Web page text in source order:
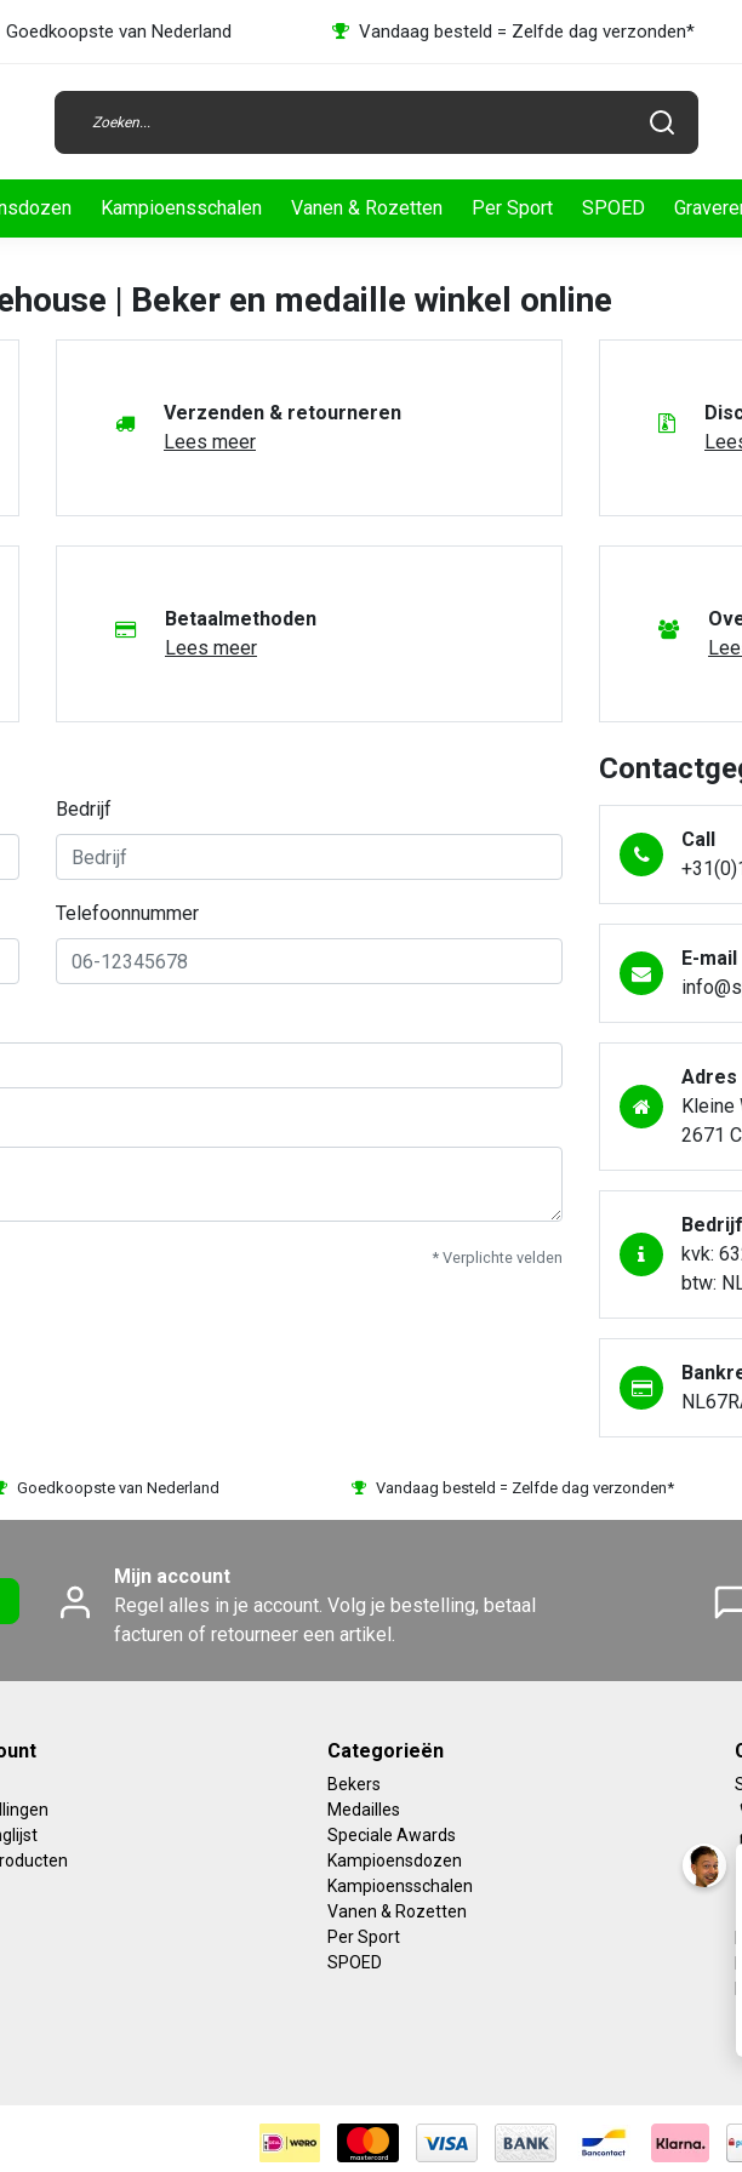
Goedkoopste van Nederland Vandaag besteld = Zelfde dag verzonden*
Kampioensschalen Vanen & Rozetten Per Sport SPOED
| Beker en medaille winkel online
Verzenden & retourneren
Lees meer
Betaalmethoden
Lees meer
Bedrijf
Telefoonnummer
* Verplichte velden
Call
E-mail
Adres
Kleine
2671
Bedrijf
kvk:
btw:
Goedkoopste van Nederland Vandaag besteld = Zelfde dag verzonden*
Mijn account
Regel alles in je account. Volg je bestelling, betaal
facturen of retourneer een artikel.
Categorieën
Bekers
Medailles
Speciale Awards
Kampioensdozen
Kampioensschalen
Vanen & Rozetten
Per Sport
SPOED